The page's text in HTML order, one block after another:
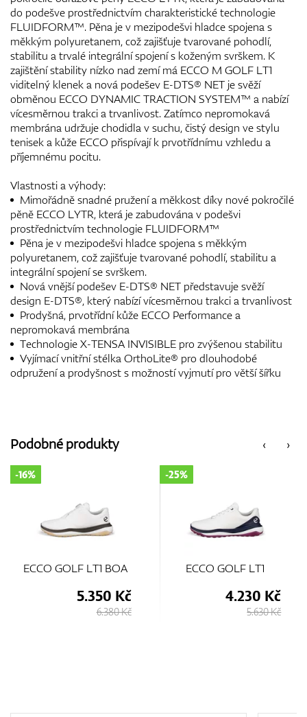
do podešve prostřednictvím charakteristické technologie
FLUIDFORM™. Pěna je v mezipodešvi hladce spojena s
měkkým polyuretanem, což zajišťuje tvarované pohodlí,
stabilitu a trvalé integrální spojení s koženým svrškem. K
zajištění stability nízko nad zemí má ECCO M GOLF LT1
viditelný klenek a nová podešev E-DTS® NET je svěží
obměnou ECCO DYNAMIC TRACTION SYSTEM™ a nabízí
vícesměrnou trakci a trvanlivost. Zatímco nepromokavá
membrána udržuje chodidla v suchu, čistý design ve stylu
tenisek a kůže ECCO přispívají k prvotřídnímu vzhledu a
příjemnému pocitu.
Vlastnosti a výhody:
Mimořádně snadné pružení a měkkost díky nové pokročilé
pěně ECCO LYTR, která je zabudována v podešvi
prostřednictvím technologie FLUIDFORM™
Pěna je v mezipodešvi hladce spojena s měkkým
polyuretanem, což zajišťuje tvarované pohodlí, stabilitu a
integrální spojení se svrškem.
Nová vnější podešev E-DTS® NET představuje svěží
design E-DTS®, který nabízí vícesměrnou trakci a trvanlivost
Prodyšná, prvotřídní kůže ECCO Performance a
nepromokavá membrána
Technologie X-TENSA INVISIBLE pro zvýšenou stabilitu
Vyjímací vnitřní stélka OrthoLite® pro dlouhodobé
odpružení a prodyšnost s možností vyjmutí pro větší šířku
‹
Podobné produkty ›
ECCO GOLF LT1
-25%
4.230 Kč
5.630 Kč
ECCO Golf Biom H5
-35%
3.650 Kč
5.630 Kč